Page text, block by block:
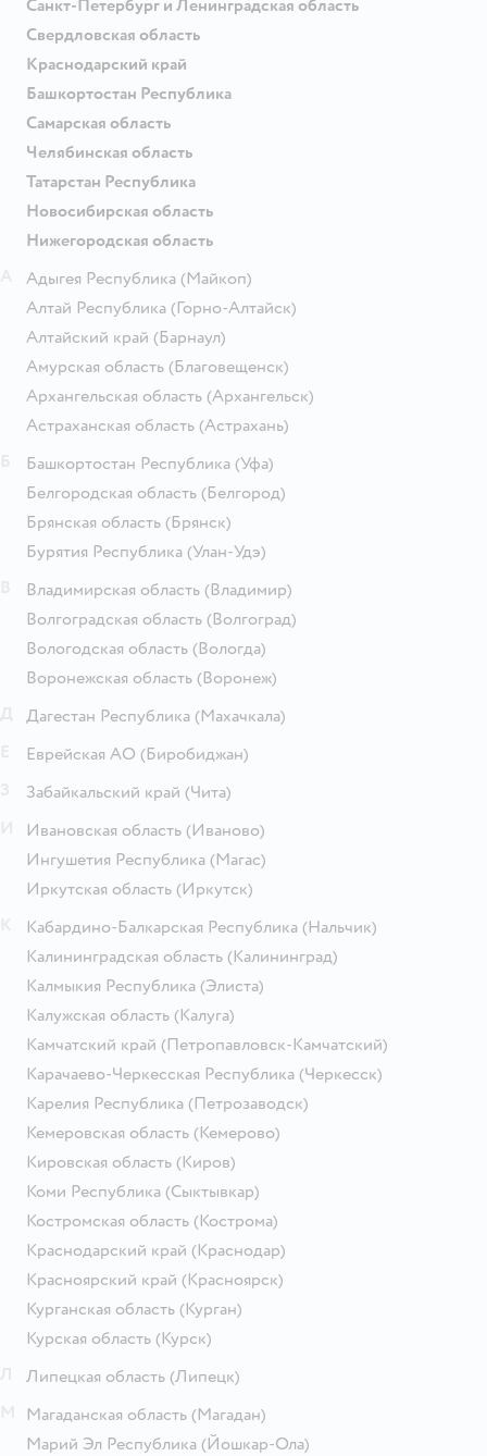
Санкт-Петербург и Ленинградская область
Свердловская область
Краснодарский край
Башкортостан Республика
Самарская область
Челябинская область
Татарстан Республика
Новосибирская область
Нижегородская область
Адыгея Республика (Майкоп)
Алтай Республика (Горно-Алтайск)
Алтайский край (Барнаул)
Амурская область (Благовещенск)
Архангельская область (Архангельск)
Астраханская область (Астрахань)
Башкортостан Республика (Уфа)
Белгородская область (Белгород)
Брянская область (Брянск)
Бурятия Республика (Улан-Удэ)
Владимирская область (Владимир)
Волгоградская область (Волгоград)
Вологодская область (Вологда)
Воронежская область (Воронеж)
Дагестан Республика (Махачкала)
Еврейская АО (Биробиджан)
Забайкальский край (Чита)
Ивановская область (Иваново)
Ингушетия Республика (Магас)
Иркутская область (Иркутск)
Кабардино-Балкарская Республика (Нальчик)
Калининградская область (Калининград)
Калмыкия Республика (Элиста)
Калужская область (Калуга)
Камчатский край (Петропавловск-Камчатский)
Карачаево-Черкесская Республика (Черкесск)
Карелия Республика (Петрозаводск)
Кемеровская область (Кемерово)
Кировская область (Киров)
Коми Республика (Сыктывкар)
Костромская область (Кострома)
Краснодарский край (Краснодар)
Красноярский край (Красноярск)
Курганская область (Курган)
Курская область (Курск)
Липецкая область (Липецк)
Магаданская область (Магадан)
Марий Эл Республика (Йошкар-Ола)